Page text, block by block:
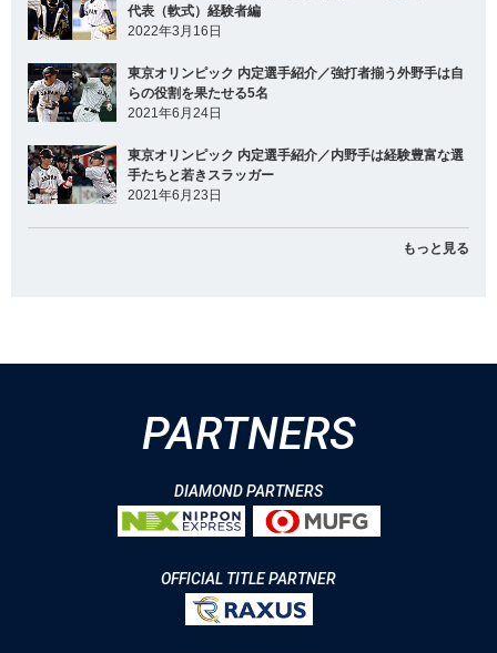
代表（軟式）経験者編
2022年3月16日
東京オリンピック 内定選手紹介／強打者揃う外野手は自
らの役割を果たせる5名
2021年6月24日
東京オリンピック 内定選手紹介／内野手は経験豊富な選
手たちと若きスラッガー
2021年6月23日
もっと見る
PARTNERS
DIAMOND PARTNERS
OFFICIAL TITLE PARTNER